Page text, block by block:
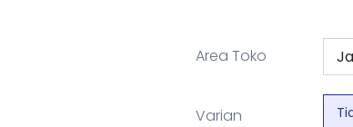
Area Toko
Varian